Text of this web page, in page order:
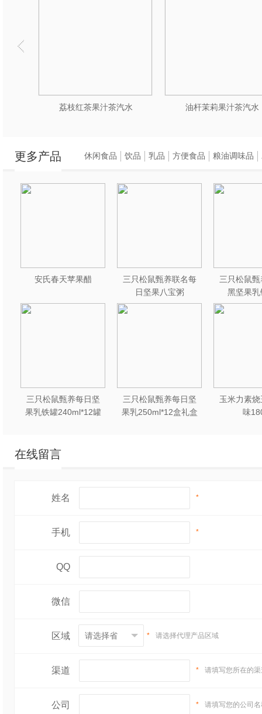
荔枝红茶果汁茶汽水 油杆茉莉果汁茶汽水
更多产品
安氏春天苹果醋
三只松鼠甄养联名每
日坚果八宝粥
330g*12罐礼盒装
三只松鼠
黑坚果乳
240ml*20
三只松鼠甄养每日坚
果乳铁罐240ml*12罐
三只松鼠甄养每日坚
果乳250ml*12盒礼盒
玉米力素
味
休闲食品 饮品 乳品 方便食品 粮油调味品
在线留言
姓名 *
手机 *
QQ
微信
区域 * 请选择代理产品区域
渠道 * 请填写您所在的
公司 * 请填写您的公司